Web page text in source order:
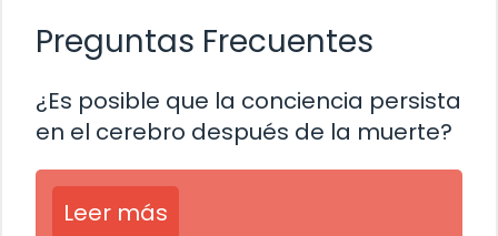
Preguntas Frecuentes
¿Es posible que la conciencia persista
en el cerebro después de la muerte?
Leer más